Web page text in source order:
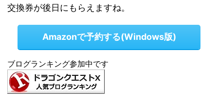
交換券が後日にもらえますね。
Amazonで予約する(Windows版)
ブログランキング参加中です